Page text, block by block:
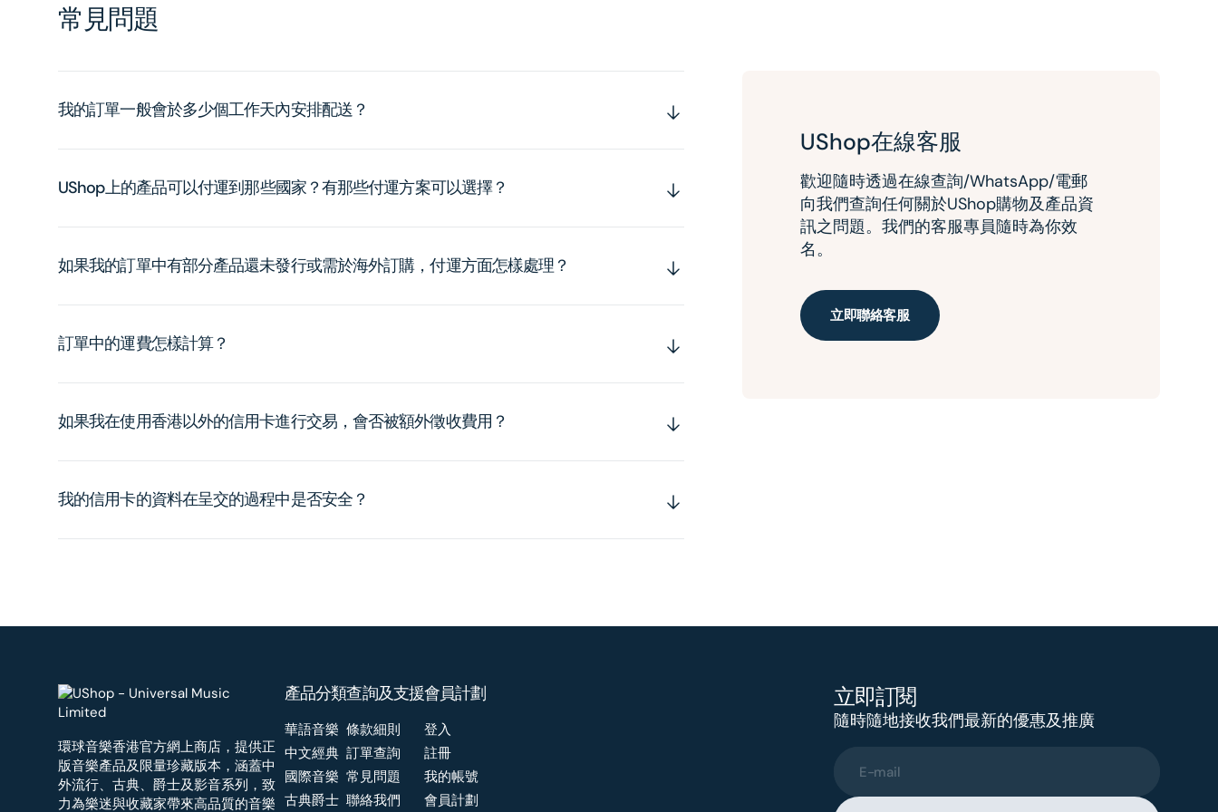
常見問題
我的訂單一般會於多少個工作天內安排配送？
UShop上的產品可以付運到那些國家？有那些付運方案可以選擇？
如果我的訂單中有部分產品還未發行或需於海外訂購，付運方面怎樣處理？
訂單中的運費怎樣計算？
如果我在使用香港以外的信用卡進行交易，會否被額外徵收費用？
我的信用卡的資料在呈交的過程中是否安全？
UShop在線客服
歡迎隨時透過在線查詢/WhatsApp/電郵
向我們查詢任何關於UShop購物及產品資
訊之問題。我們的客服專員隨時為你效
名。
立即聯絡客服
環球音樂香港官方網上商店，提供正
版音樂產品及限量珍藏版本，涵蓋中
外流行、古典、爵士及影音系列，致
力為樂迷與收藏家帶來高品質的音樂
產品分類
華語音樂
中文經典
國際音樂
古典爵士
查詢及支援
條款細則
訂單查詢
常見問題
聯絡我們
會員計劃
登入
註冊
我的帳號
會員計劃
立即訂閱
隨時隨地接收我們最新的優惠及推廣
E-mail